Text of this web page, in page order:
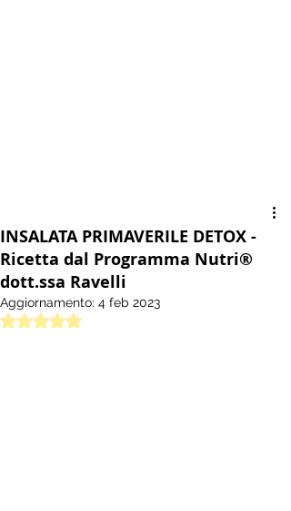
INSALATA PRIMAVERILE DETOX -
Ricetta dal Programma Nutri®
dott.ssa Ravelli
Aggiornamento: 4 feb 2023
Valutazione NaN stelle su 5.